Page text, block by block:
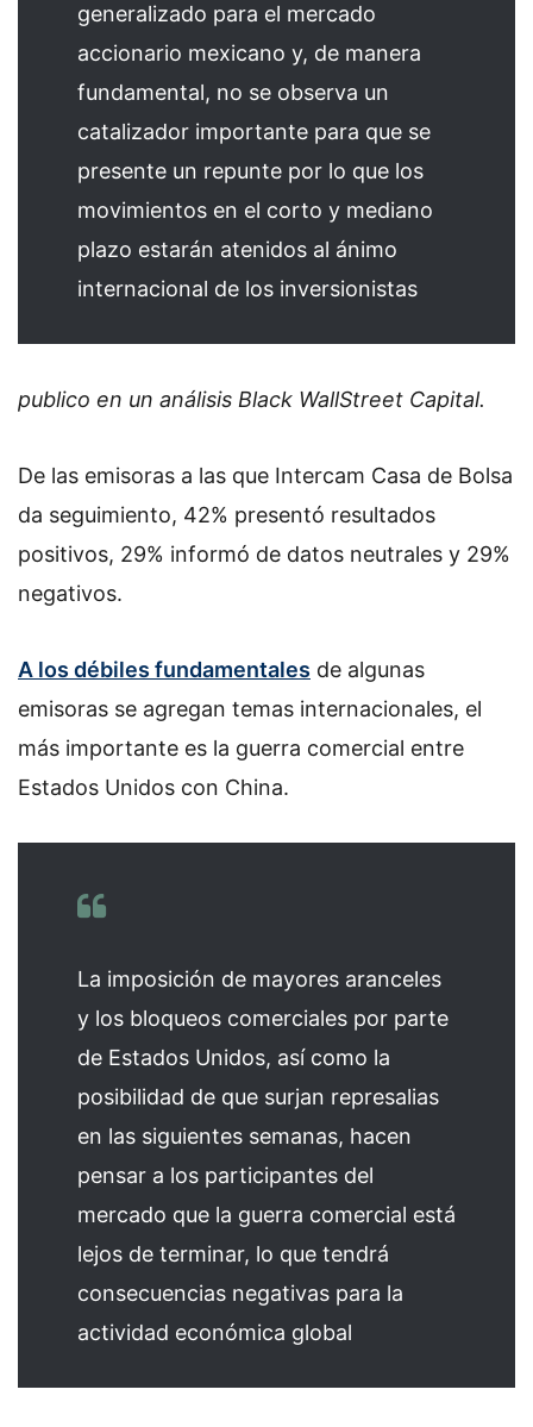
generalizado para el mercado
accionario mexicano y, de manera
fundamental, no se observa un
catalizador importante para que se
presente un repunte por lo que los
movimientos en el corto y mediano
plazo estarán atenidos al ánimo
internacional de los inversionistas
publico en un análisis Black WallStreet Capital.
De las emisoras a las que Intercam Casa de Bolsa
da seguimiento, 42% presentó resultados
positivos, 29% informó de datos neutrales y 29%
negativos.
A los débiles fundamentales de algunas
emisoras se agregan temas internacionales, el
más importante es la guerra comercial entre
Estados Unidos con China.
La imposición de mayores aranceles
y los bloqueos comerciales por parte
de Estados Unidos, así como la
posibilidad de que surjan represalias
en las siguientes semanas, hacen
pensar a los participantes del
mercado que la guerra comercial está
lejos de terminar, lo que tendrá
consecuencias negativas para la
actividad económica global